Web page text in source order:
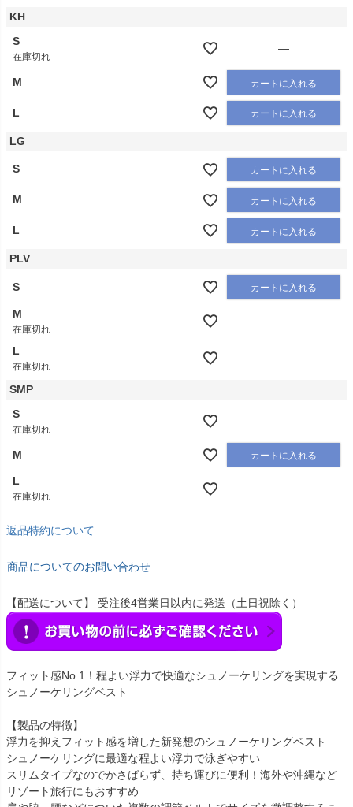
KH
S
在庫切れ
—
M カートに入れる
L カートに入れる
LG
S カートに入れる
M カートに入れる
L カートに入れる
PLV
S カートに入れる
M
在庫切れ
—
L
在庫切れ
—
SMP
S
在庫切れ
—
M カートに入れる
L
在庫切れ
—
返品特約について
商品についてのお問い合わせ
【配送について】 受注後4営業日以内に発送（土日祝除く）
フィット感No.1！程よい浮力で快適なシュノーケリングを実現する
シュノーケリングベスト
【製品の特徴】
浮力を抑えフィット感を増した新発想のシュノーケリングベスト
シュノーケリングに最適な程よい浮力で泳ぎやすい
スリムタイプなのでかさばらず、持ち運びに便利！海外や沖縄など
リゾート旅行にもおすすめ